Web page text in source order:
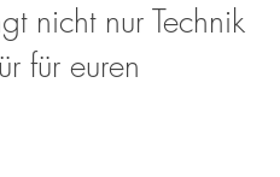
nicht nur Technik
für euren